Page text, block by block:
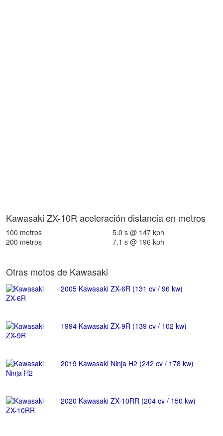
Kawasaki ZX-10R aceleración distancia en metros
100 metros
5.0 s @ 147 kph
200 metros
7.1 s @ 196 kph
Otras motos de Kawasaki
2005 Kawasaki ZX-6R (131 cv / 96 kw)
1994 Kawasaki ZX-9R (139 cv / 102 kw)
2019 Kawasaki Ninja H2 (242 cv / 178 kw)
2020 Kawasaki ZX-10RR (204 cv / 150 kw)